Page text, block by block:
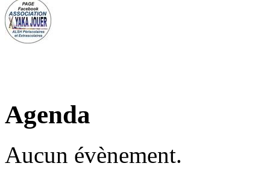
Agenda
Aucun évènement.